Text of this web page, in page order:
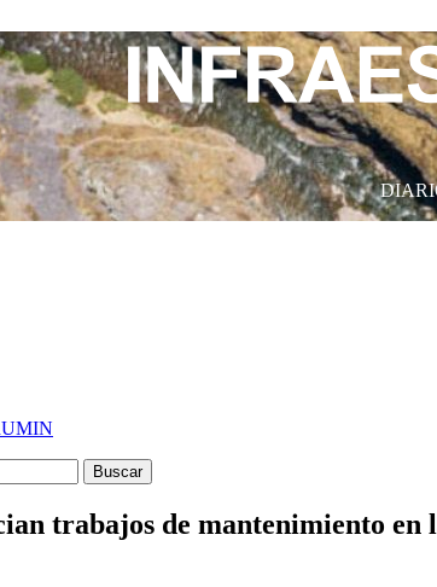
trabajos de mantenimiento en